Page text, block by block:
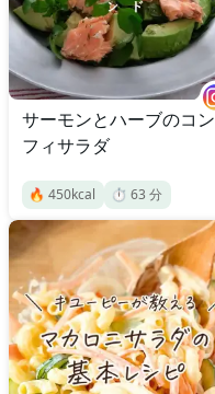
サーモンとハーブのコン
フィサラダ
🔥 450kcal ⏱️ 63 分